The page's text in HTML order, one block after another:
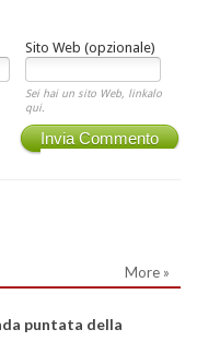
Sito Web (opzionale)
Sei hai un sito Web, linkalo
qui.
Invia Commento
More »
puntata della